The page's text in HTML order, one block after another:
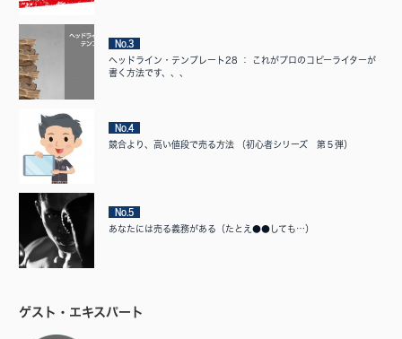
No.3
ヘッドライン・テンプレート28 ： これがプロのコピーライターが
書く方法です、、、
No.4
競合より、高い値段で売る方法 （初心者シリーズ 第５弾）
No.5
あなたには売る義務がある（たとえ●●しても…）
ゲスト・エキスパート